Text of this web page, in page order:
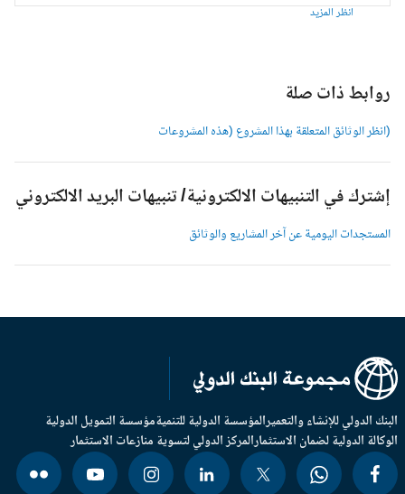
انظر المزيد
روابط ذات صلة
(انظر الوثائق المتعلقة بهذا المشروع (هذه المشروعات
إشترك في التنبيهات الالكترونية/ تنبيهات البريد الالكتروني
المستجدات اليومية عن آخر المشاريع والوثائق
الدولي للإنشاء والتعميرالمؤسسة الدولية للتنميةمؤسسة التمويل الدولية
الدولية لضمان الاستثمارالمركز الدولي لتسوية منازعات الاستثمار